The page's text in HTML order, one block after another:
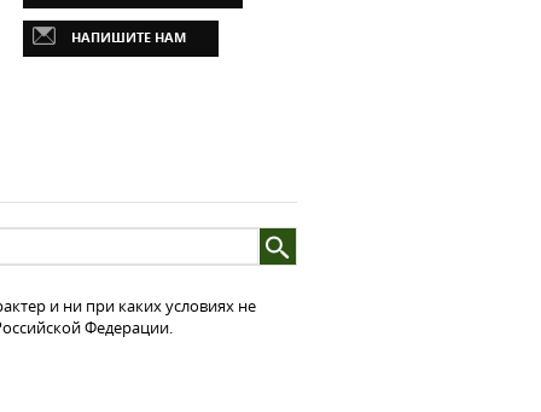
НАПИШИТЕ НАМ
и ни при каких условиях не
Федерации.